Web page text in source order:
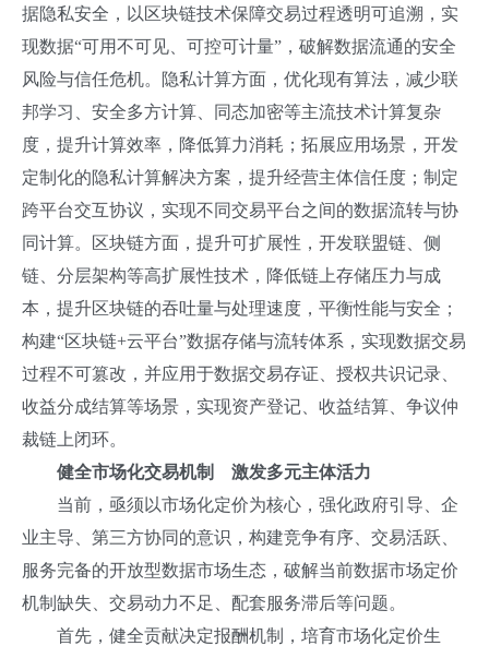
据隐私安全，以区块链技术保障交易过程透明可追溯，实
现数据“可用不可见、可控可计量”，破解数据流通的安全
风险与信任危机。隐私计算方面，优化现有算法，减少联
邦学习、安全多方计算、同态加密等主流技术计算复杂
度，提升计算效率，降低算力消耗；拓展应用场景，开发
定制化的隐私计算解决方案，提升经营主体信任度；制定
跨平台交互协议，实现不同交易平台之间的数据流转与协
同计算。区块链方面，提升可扩展性，开发联盟链、侧
链、分层架构等高扩展性技术，降低链上存储压力与成
本，提升区块链的吞吐量与处理速度，平衡性能与安全；
构建“区块链+云平台”数据存储与流转体系，实现数据交易
过程不可篡改，并应用于数据交易存证、授权共识记录、
收益分成结算等场景，实现资产登记、收益结算、争议仲
裁链上闭环。
健全市场化交易机制 激发多元主体活力
当前，亟须以市场化定价为核心，强化政府引导、企
业主导、第三方协同的意识，构建竞争有序、交易活跃、
服务完备的开放型数据市场生态，破解当前数据市场定价
机制缺失、交易动力不足、配套服务滞后等问题。
首先，健全贡献决定报酬机制，培育市场化定价生